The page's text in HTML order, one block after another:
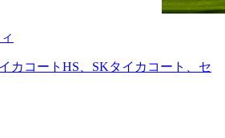
カコートHS、SKタイカコート、セ